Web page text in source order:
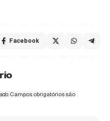
Facebook
Campos obrigatórios são